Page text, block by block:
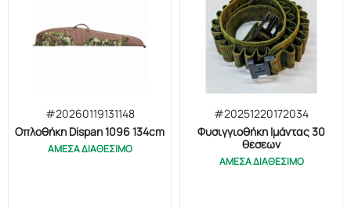
#20260119131148
Οπλοθήκη Dispan 1096 134cm
ΑΜΕΣΑ ΔΙΑΘΕΣΙΜΟ
#20251220172034
Φυσιγγιοθήκη Ιμάντας 30
θέσεων
ΑΜΕΣΑ ΔΙΑΘΕΣΙΜΟ